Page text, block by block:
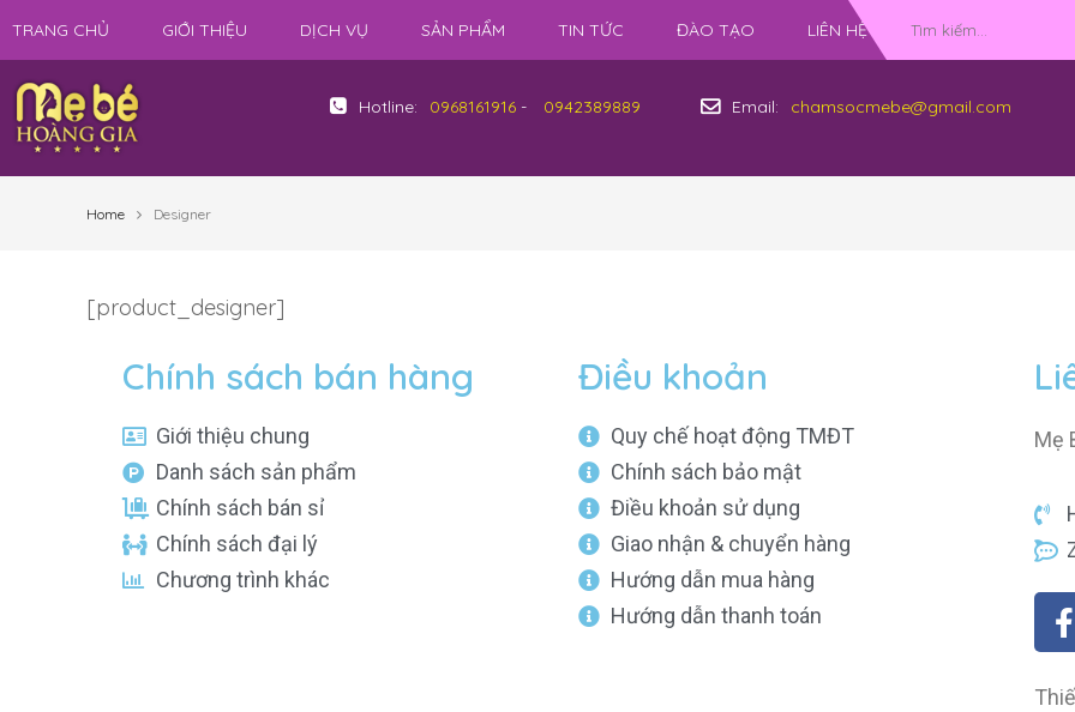
TRANG CHỦ GIỚI THIỆU DỊCH VỤ SẢN PHẨM TIN TỨC ĐÀO TẠO LIÊN HỆ
Hotline: 0968161916- 0942389889 Email: chamsocmebe@gmail.com
Home Designer
[product_designer]
Chính sách bán hàng
Giới thiệu chung
Danh sách sản phẩm
Chính sách bán sỉ
Chính sách đại lý
Chương trình khác
Điều khoản
Quy chế hoạt động TMĐT
Chính sách bảo mật
Điều khoản sử dụng
Giao nhận & chuyển hàng
Hướng dẫn mua hàng
Hướng dẫn thanh toán
Mẹ